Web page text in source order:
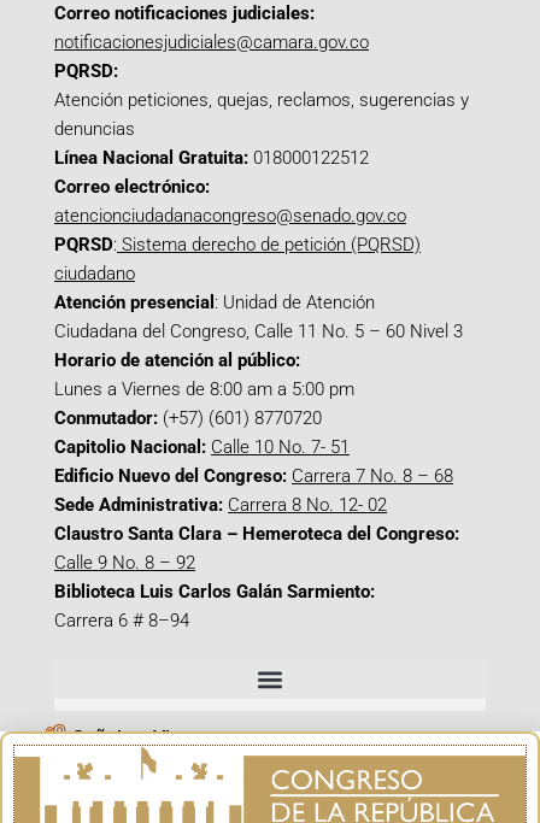
Correo notificaciones judiciales:
notificacionesjudiciales@camara.gov.co
PQRSD:
Atención peticiones, quejas, reclamos, sugerencias y
denuncias
Línea Nacional Gratuita: 018000122512
Correo electrónico:
atencionciudadanacongreso@senado.gov.co
PQRSD: Sistema derecho de petición (PQRSD)
ciudadano
Atención presencial : Unidad de Atención
Ciudadana del Congreso, Calle 11 No. 5 – 60 Nivel 3
Horario de atención al público:
Lunes a Viernes de 8:00 am a 5:00 pm
Conmutador: (+57) (601) 8770720
Capitolio Nacional: Calle 10 No. 7- 51
Edificio Nuevo del Congreso: Carrera 7 No. 8 – 68
Sede Administrativa: Carrera 8 No. 12- 02
Claustro Santa Clara – Hemeroteca del Congreso:
Calle 9 No. 8 – 92
Biblioteca Luis Carlos Galán Sarmiento:
Carrera 6 # 8–94
Señal en Vivo
Facebook_@CamaraColombia
Instagram_@CamaraColombia